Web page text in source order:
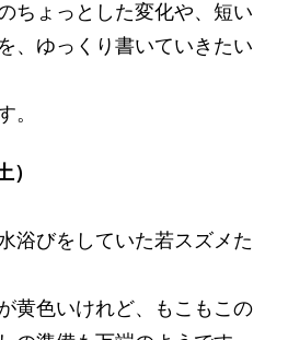
ちょっとした変化や、短い
、ゆっくり書いていきたい
。
浴びをしていた若スズメた
黄色いけれど、もこもこの